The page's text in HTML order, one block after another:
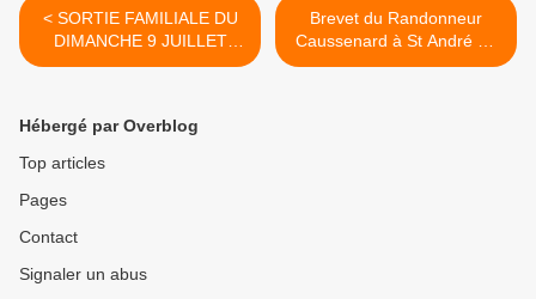
< SORTIE FAMILIALE DU
DIMANCHE 9 JUILLET
2017
Brevet du Randonneur
Caussenard à St André de
Vézines >
Hébergé par Overblog
Top articles
Pages
Contact
Signaler un abus